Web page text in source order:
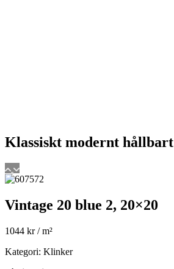
Klassiskt modernt hållbart
Vintage 20 blue 2, 20×20
1044 kr/ m²
Kategori: Klinker